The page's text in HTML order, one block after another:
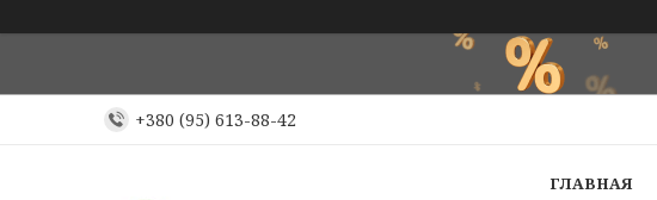
+380 (95) 613-88-42
ГЛАВНАЯ